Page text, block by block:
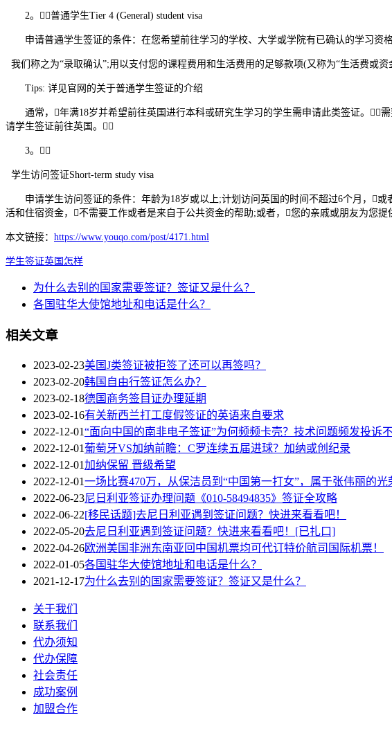
2。普通学生Tier 4 (General) student visa
申请普通学生签证的条件：在您希望前往学习的学校、大学或学院有已确认的学习资
我们称之为“录取确认”;用以支付您的课程费用和生活费用的足够款项(又称为“生活费或资
Tips: 详见官网的关于普通学生签证的介绍
通常，年满18岁并希望前往英国进行本科或研究生学习的学生需申请此类签证。
请学生签证前往英国。
3。
学生访问签证Short-term study visa
申请学生访问签证的条件：年龄为18岁或以上;计划访问英国的时间不超过6个月，或
活和住宿资金，不需要工作或者是来自于公共资金的帮助;或者，您的亲戚或朋友为您
本文链接： https://www.youqo.com/post/4171.html
学生签证英国 怎样
为什么去别的国家需要签证？签证又是什么？
各国驻华大使馆地址和电话是什么？
相关文章
2023-02-23美国J类签证被拒签了还可以再签吗？
2023-02-20韩国自由行签证怎么办？
2023-02-18德国商务签目证办理延期
2023-02-16有关新西兰打工度假签证的英语来自要求
2022-12-01“面向中国的南非电子签证”为何频频卡壳？技术问题频发投诉
2022-12-01葡萄牙VS加纳前瞻：C罗连续五届进球？加纳或创纪录
2022-12-01加纳保留 晋级希望
2022-12-01一场比赛470万，从保洁员到“中国第一打女”，属于张伟丽的光
2022-06-23尼日利亚签证办理问题《010-58494835》签证全攻略
2022-06-22[移民话题]去尼日利亚遇到签证问题？快进来看看吧！
2022-05-20去尼日利亚遇到签证问题？快进来看看吧！[已扎口]
2022-04-26欧洲美国非洲东南亚回中国机票均可代订特价航司国际机票！
2022-01-05各国驻华大使馆地址和电话是什么？
2021-12-17为什么去别的国家需要签证？签证又是什么？
关于我们
联系我们
代办须知
代办保障
社会责任
成功案例
加盟合作